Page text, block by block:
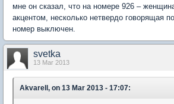
мне он сказал, что на номере 926 –
акцентом, несколько нетвердо говорящая
номер выключен.
svetka
13 Mar 2013
Akvarell, on 13 Mar 2013 - 17:07: